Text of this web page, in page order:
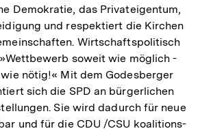
Demokratie, das Privateigentum,
und respektiert die Kirchen
Wirtschaftspolitisch
soweit wie möglich -
nötig!« Mit dem Godesberger
sich die SPD an bürgerlichen
Sie wird dadurch für neue
und für die CDU /CSU koalitions-